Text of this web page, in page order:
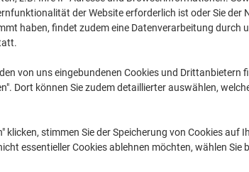
CHF 8.92 inkl. MwSt
1-2Pack CHF 9.25
der Website erforderlich ist oder Sie der
haben, findet zudem eine Datenverarbeitung durch
von uns eingebundenen Cookies und Drittanbietern
Dort können Sie zudem detaillierter auswählen,
klicken, stimmen Sie der Speicherung von Cookies auf
essentieller Cookies ablehnen möchten, wählen Sie